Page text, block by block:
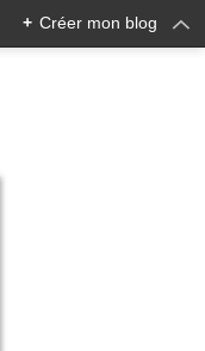
+ Créer mon blog